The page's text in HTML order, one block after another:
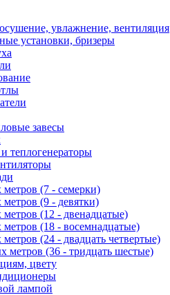
увлажнение, вентиляция
установки, бризеры
завесы
теплогенераторы
метров (7 - семерки)
(9 - девятки)
метров (12 - двенадцатые)
метров (18 - восемнадцатые)
(24 - двадцать четвертые)
метров (36 - тридцать шестые)
цвету
лампой